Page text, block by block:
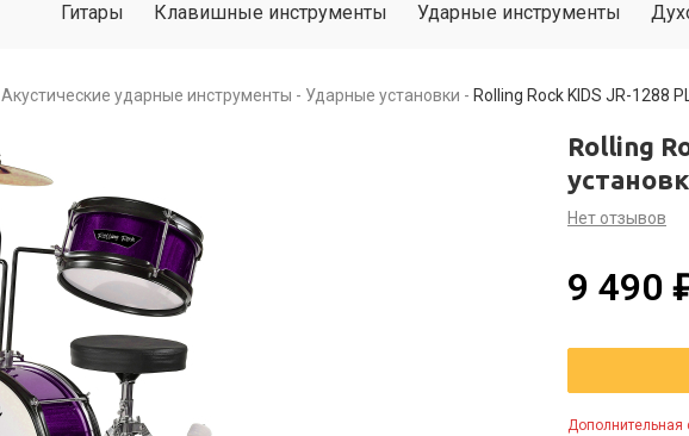
Гитары Клавишные инструменты Ударные инструменты
Акустические ударные инструменты Ударные установки Rolling Rock KIDS JR-1288
Rolling
Нет отзывов
9 490
Дополнительная